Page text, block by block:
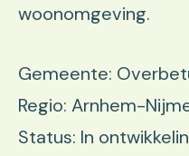
woonomgeving.
Gemeente:
Regio: Arnhem-
Status: In